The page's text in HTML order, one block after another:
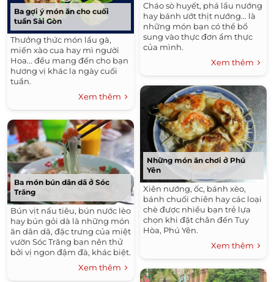
Ba gợi ý món ăn cho cuối
tuần Sài Gòn
Thưởng thức món lẩu gà,
miến xào cua hay mì người
Hoa... đều mang đến cho bạn
hương vị khác lạ ngày cuối
tuần.
Xem thêm
Ba món bún dân dã ở Sóc
Trăng
Bún vịt nấu tiêu, bún nước lèo
hay bún gỏi dà là những món
ăn dân dã, đặc trưng của miệt
vườn Sóc Trăng bạn nên thử
bởi vị ngon đậm đà, khác biệt.
Xem thêm
Cháo sò huyết, phá lẩu nướng
hay bánh ướt thịt nướng... là
những món bạn có thể bổ
sung vào thực đơn ẩm thực
của mình.
Xem thêm
Những món ăn chơi ở Phú
Yên
Xiên nướng, ốc, bánh xèo,
bánh chuối chiên hay các loại
chè được nhiều bạn trẻ lựa
chọn khi đặt chân đến Tuy
Hòa, Phú Yên.
Xem thêm